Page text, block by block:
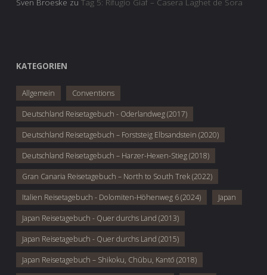
Sven Broeske zu Tag 5: Rifugio Giaf – Casera Laghet de Sora
KATEGORIEN
Allgemein Conventions
Deutschland Reisetagebuch - Oderlandweg (2017)
Deutschland Reisetagebuch – Forststeig Elbsandstein (2020)
Deutschland Reisetagebuch – Harzer-Hexen-Stieg (2018)
Gran Canaria Reisetagebuch – North to South Trek (2022)
Italien Reisetagebuch - Dolomiten-Höhenweg 6 (2024) Japan
Japan Reisetagebuch - Quer durchs Land (2013)
Japan Reisetagebuch - Quer durchs Land (2015)
Japan Reisetagebuch – Shikoku, Chūbu, Kantō (2018)